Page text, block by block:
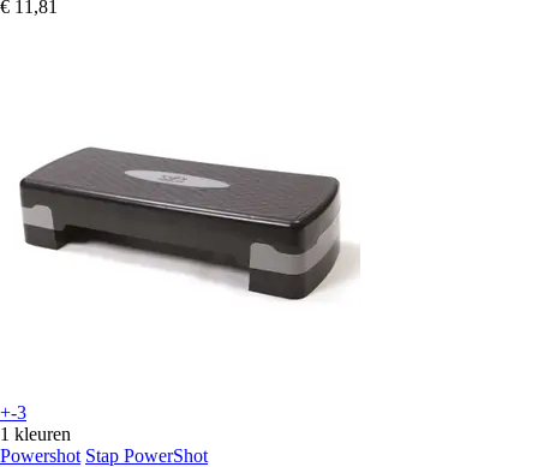
€ 11,81
+-3
1 kleuren
Powershot Stap PowerShot